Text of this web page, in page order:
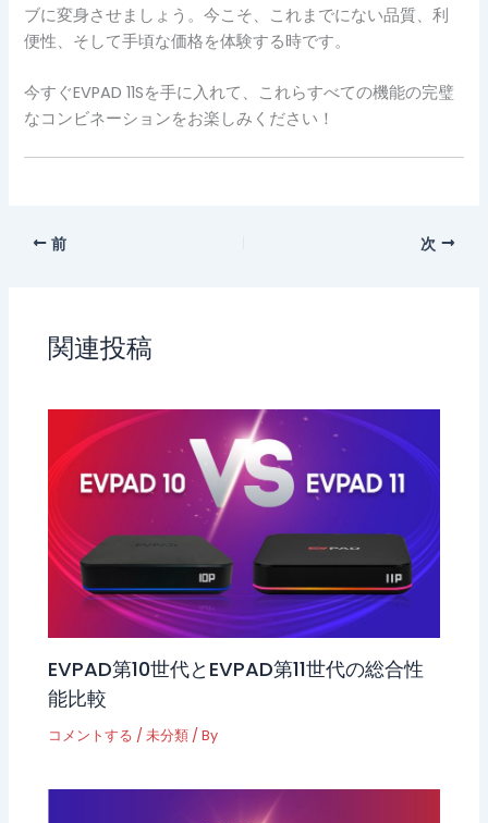
ブに変身させましょう。今こそ、これまでにない品質、利
便性、そして手頃な価格を体験する時です。
今すぐEVPAD 11Sを手に入れて、これらすべての機能の完璧
なコンビネーションをお楽しみください！
前 次
関連投稿
EVPAD第10世代とEVPAD第11世代の総合性
能比較
コメントする /未分類 / By